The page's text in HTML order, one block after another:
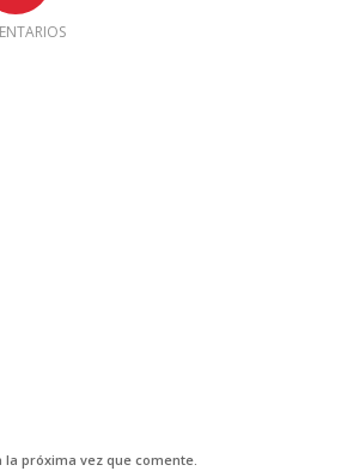
próxima vez que comente.